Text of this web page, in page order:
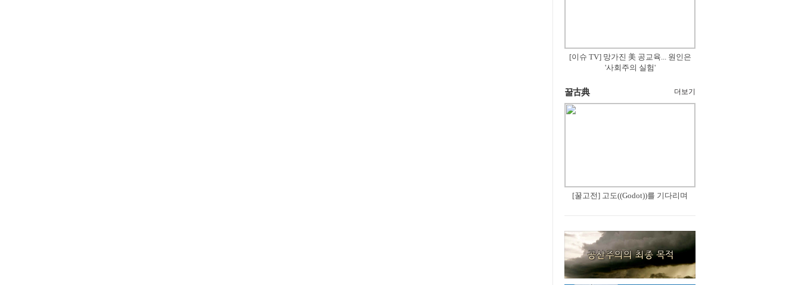
[이슈 TV] 망가진 美 공교육... 원인은
'사회주의 실험'
꿀古典 더보기
[꿀고전] 고도((Godot))를 기다리며